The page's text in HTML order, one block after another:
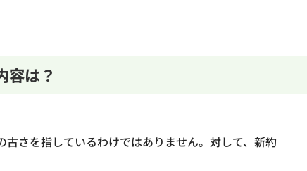
容は？
さを指しているわけではありません。対して、新約